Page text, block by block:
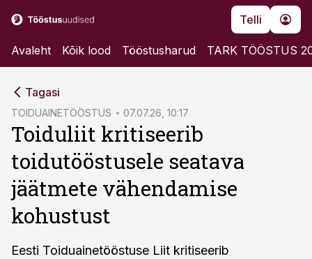
Telli
Avaleht Kõik lood Tööstusharud TARK TÖÖSTUS
Tagasi
TOIDUAINETÖÖSTUS 07.07.26, 10:17
Toiduliit kritiseerib
toidutööstusele seatava
jäätmete vähendamise
kohustust
Eesti Toiduainetööstuse Liit kritiseerib